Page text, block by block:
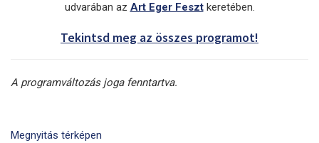
udvarában az Art Eger Fesztkeretében.
Tekintsd meg az összes programot!
A programváltozás joga fenntartva.
Megnyitás térképen